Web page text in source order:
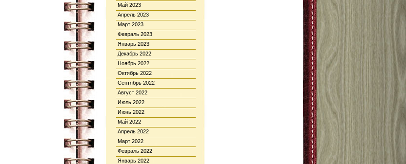
Май 2023
Апрель 2023
Март 2023
Февраль 2023
Январь 2023
Декабрь 2022
Ноябрь 2022
Октябрь 2022
Сентябрь 2022
Август 2022
Июль 2022
Июнь 2022
Май 2022
Апрель 2022
Март 2022
Февраль 2022
Январь 2022